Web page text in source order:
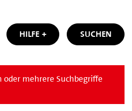
HILFE SUCHEN
oder mehrere Suchbegriffe